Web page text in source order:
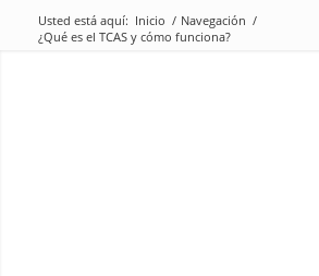
Usted está aquí: Inicio / Navegación /
¿Qué es el TCAS y cómo funciona?